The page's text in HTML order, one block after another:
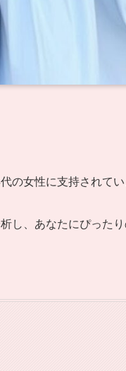
の女性に支持されてい
し、あなたにぴった